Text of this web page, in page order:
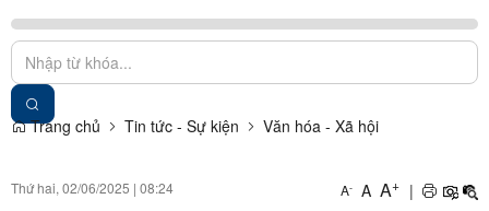
Trang chủ Tin tức - Sự kiện Văn hóa - Xã hội
Thứ hai, 02/06/2025 | 08:24 A- A A+ |